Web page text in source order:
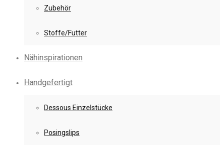
Zubehör
Stoffe/Futter
Nähinspirationen
Handgefertigt
Dessous Einzelstücke
Posingslips